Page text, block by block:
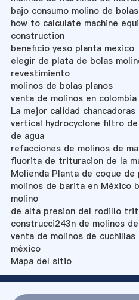
bajo consumo molino de bolas
how to calculate machine
construction
beneficio yeso planta mexico
elegir de plata de bolas
revestimiento
molinos de bolas planos
venta de molinos en colombia
La mejor calidad chancadoras
vertical hydrocyclone filtro
de agua
refacciones de molinos de
fluorita de trituracion de la
Molienda Planta de coque
molinos de barita en México
molino
de alta presion del rodillo
construcci243n de molinos
venta de molinos de cuchillas
méxico
Mapa del sitio